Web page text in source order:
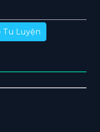
Tu Luyện